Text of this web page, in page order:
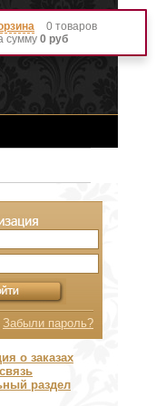
0 товаров
сумму 0 руб
Забыли пароль?
о заказах
раздел